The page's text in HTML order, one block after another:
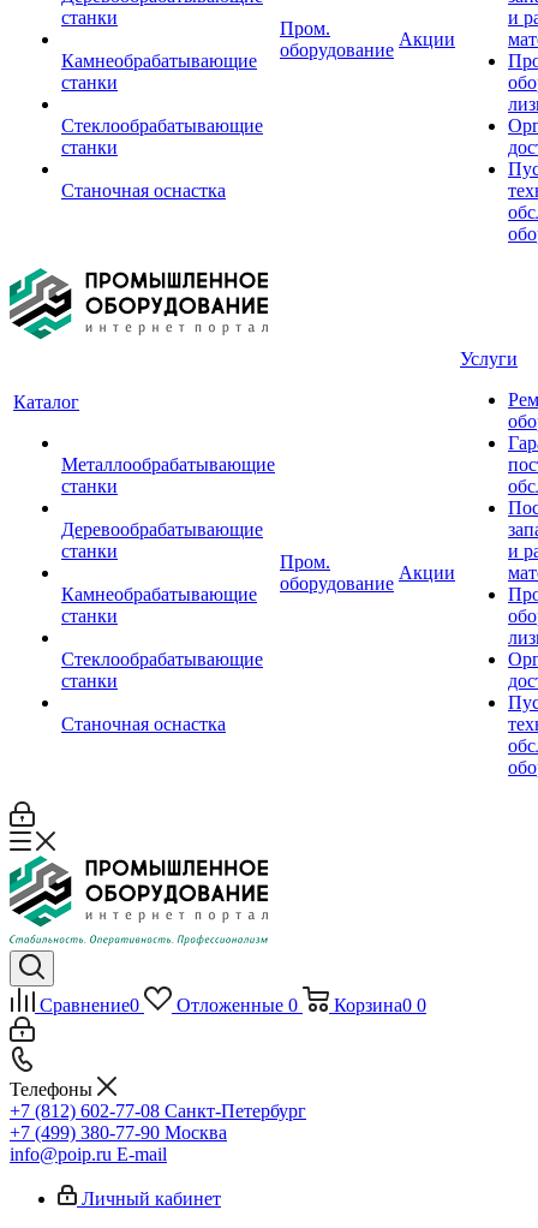
станки
Камнеобрабатывающие
станки
Стеклообрабатывающие
станки
Станочная оснастка
Пром.
оборудование
Акции
и
Каталог
Металлообрабатывающие
станки
Деревообрабатывающие
станки
Камнеобрабатывающие
станки
Стеклообрабатывающие
станки
Станочная оснастка
Пром.
оборудование
Акции
Услуги
и
Сравнение0 Отложенные 0 Корзина0 0
Телефоны
+7 (812) 602-77-08 Санкт-Петербург
+7 (499) 380-77-90 Москва
info@poip.ru E-mail
Личный кабинет